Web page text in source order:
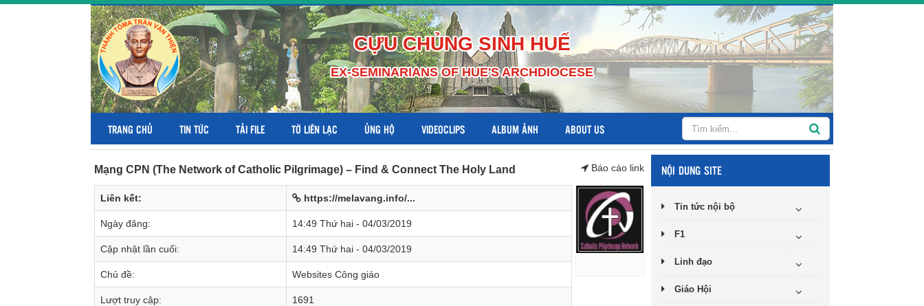
CỰU CHỦNG SINH HUẾ
EX-SEMINARIANS OF HUE'S ARCHDIOCESE
TRANG CHỦ TIN TỨC TẢI FILE TỜ LIÊN LẠC ỦNG HỘ VIDEOCLIPS ALBUM ẢNH ABOUT US
Báo cáo link
Mạng CPN (The Network of Catholic Pilgrimage) – Find & Connect The Holy Land
Liên kết: https://melavang.info/...
Ngày đăng: 14:49 Thứ hai - 04/03/2019
Cập nhật lần cuối: 14:49 Thứ hai - 04/03/2019
Chủ đề: Websites Công giáo
Lượt truy cập: 1691
NỘI DUNG SITE
Tin tức nội bộ
F1
Linh đạo
Giáo Hội